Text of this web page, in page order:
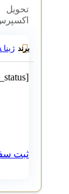
تحویل
اکسپرس
ژینا JINA
ثبت